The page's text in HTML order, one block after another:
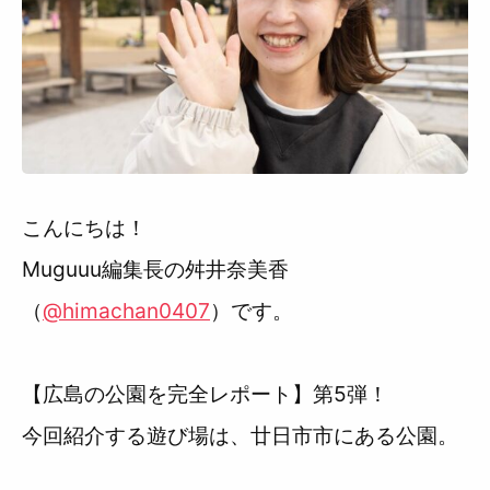
利用規約
こんにちは！
Muguuu編集長の舛井奈美香
（@himachan0407）です。
【広島の公園を完全レポート】第5弾！
今回紹介する遊び場は、廿日市市にある公園。